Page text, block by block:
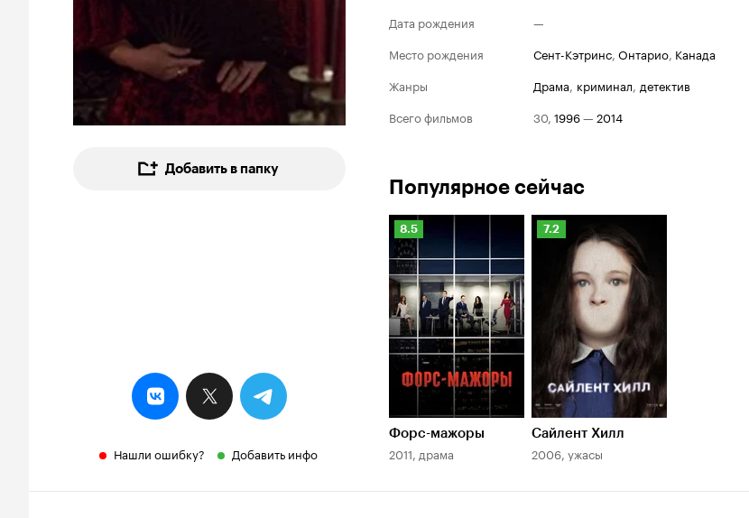
Добавить в папку
Нашли ошибку? Добавить инфо
Дата рождения
—
Место рождения
Сент-Кэтринс, Онтарио, Канада
Жанры
драма, криминал, детектив
Всего фильмов
30, 1996— 2014
Популярное сейчас
Рейтинг
Кинопоиска
8.5
8.5
Форс-мажоры
2011, драма
Рейтинг
Кинопоиска
7.2
Сайлент Хилл
2006, ужасы